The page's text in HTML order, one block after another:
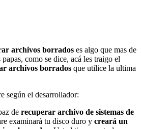
archivos borrados es algo que mas de
como se dice, acá les traigo el
archivos borrados que utilice la ultima
según el desarrollador:
de recuperar archivo de sistemas de
examinará tu disco duro y creará un